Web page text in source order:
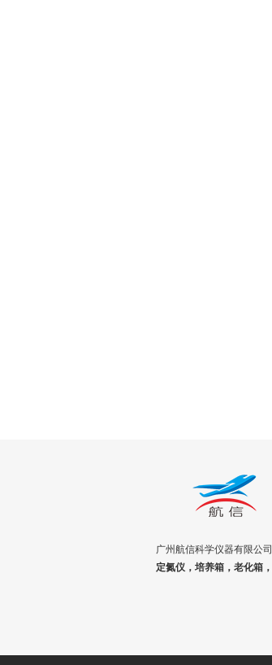
广州航信科学仪器有限公
定氮仪，培养箱，老化箱